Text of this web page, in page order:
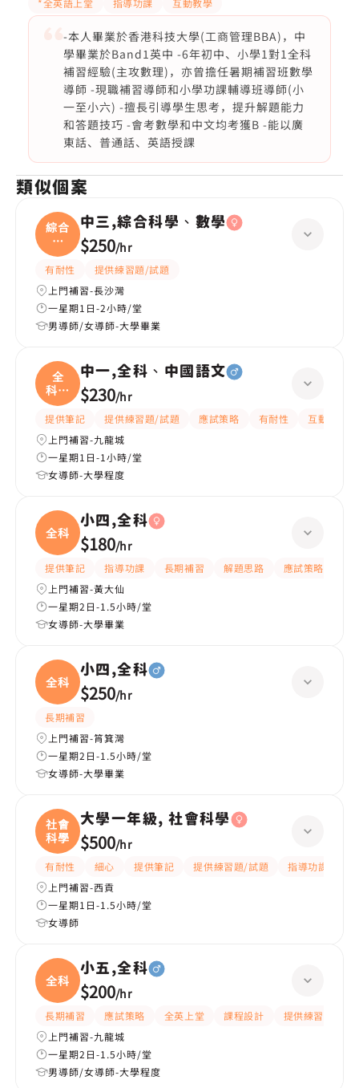
*全英語上堂 指導功課 互動教學
-本人畢業於香港科技大學(工商管理BBA)，中
學畢業於Band1英中 -6年初中、小學1對1全科
補習經驗(主攻數理)，亦曾擔任暑期補習班數學
導師 -現職補習導師和小學功課輔導班導師(小
一至小六) -擅長引導學生思考，提升解題能力
和答題技巧 -會考數學和中文均考獲B -能以廣
東話、普通話、英語授課
類似個案
綜合
科
學、
中三,綜合科學、數學
$250/hr
有耐性
提供練習題/試題
上門補習-長沙灣
一星期1日-2小時/堂
男導師/女導師-大學畢業
全
科、
中國
中一,全科、中國語文
$230/hr
提供筆記 提供練習題/試題 應試策略 有耐性
互動教學
上門補習-九龍城
一星期1日-1小時/堂
女導師-大學程度
全科
小四,全科
$180/hr
提供筆記 指導功課 長期補習 解題思路 應試策略
上門補習-黃大仙
一星期2日-1.5小時/堂
女導師-大學畢業
全科
小四,全科
$250/hr
長期補習
上門補習-筲箕灣
一星期2日-1.5小時/堂
女導師-大學畢業
社會
科學
大學一年級, 社會科學
$500/hr
有耐性 細心 提供筆記 提供練習題/試題 指導功課
上門補習-西貢
一星期1日-1.5小時/堂
女導師
全科
小五,全科
$200/hr
長期補習 應試策略 全英上堂 課程設計
提供練習題/試題
上門補習-九龍城
一星期2日-1.5小時/堂
男導師/女導師-大學程度